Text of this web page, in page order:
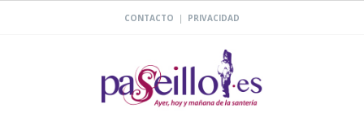
CONTACTO | PRIVACIDAD